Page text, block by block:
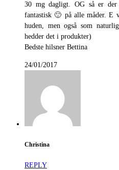
30 mg dagligt. OG så er
fantastisk 🙂 på alle måder. E
huden, men også som
hedder det i produkter)
Bedste hilsner Bettina
24/01/2017
Christina
REPLY